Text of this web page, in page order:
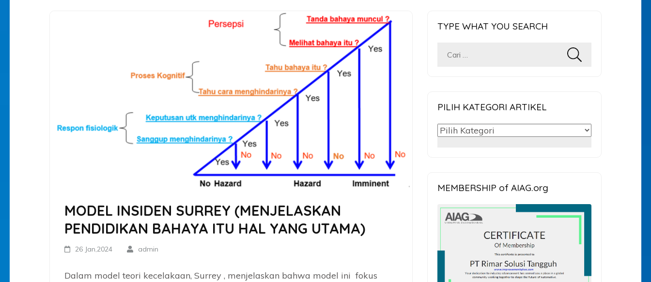
MODEL INSIDEN SURREY (MENJELASKAN
PENDIDIKAN BAHAYA ITU HAL YANG UTAMA)
26 Jan,2024 admin
Dalam model teori kecelakaan, Surrey , menjelaskan bahwa model ini fokus
TYPE WHAT YOU SEARCH
Cari
PILIH KATEGORI ARTIKEL
PILIH
MEMBERSHIP of AIAG.org